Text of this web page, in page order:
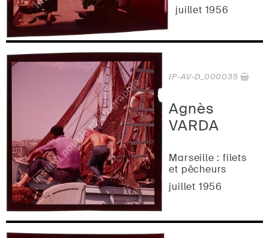
juillet 1956
Agnès
VARDA
Marseille : filets
et pêcheurs
juillet 1956
IP-AV-D_000035